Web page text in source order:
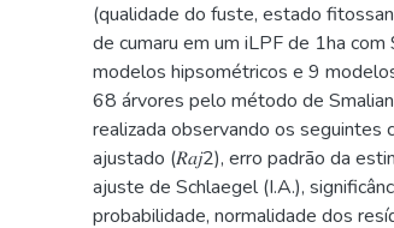
(qualidade do fuste, estado
de cumaru em um iLPF de 1ha
modelos hipsométricos e 9
68 árvores pelo método de
realizada observando os seguintes
ajustado (𝑅𝑎𝑗2), erro padrão da
ajuste de Schlaegel (I.A.),
probabilidade, normalidade dos